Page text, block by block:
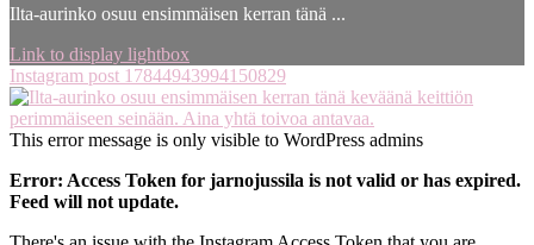
Ilta-aurinko osuu ensimmäisen kerran tänä ...
Link to display lightbox
Instagram post 17844943994150829
This error message is only visible to WordPress admins
Error: Access Token for jarnojussila is not valid or has expired.
Feed will not update.